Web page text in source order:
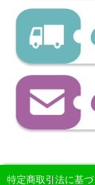
特定商取引法に基